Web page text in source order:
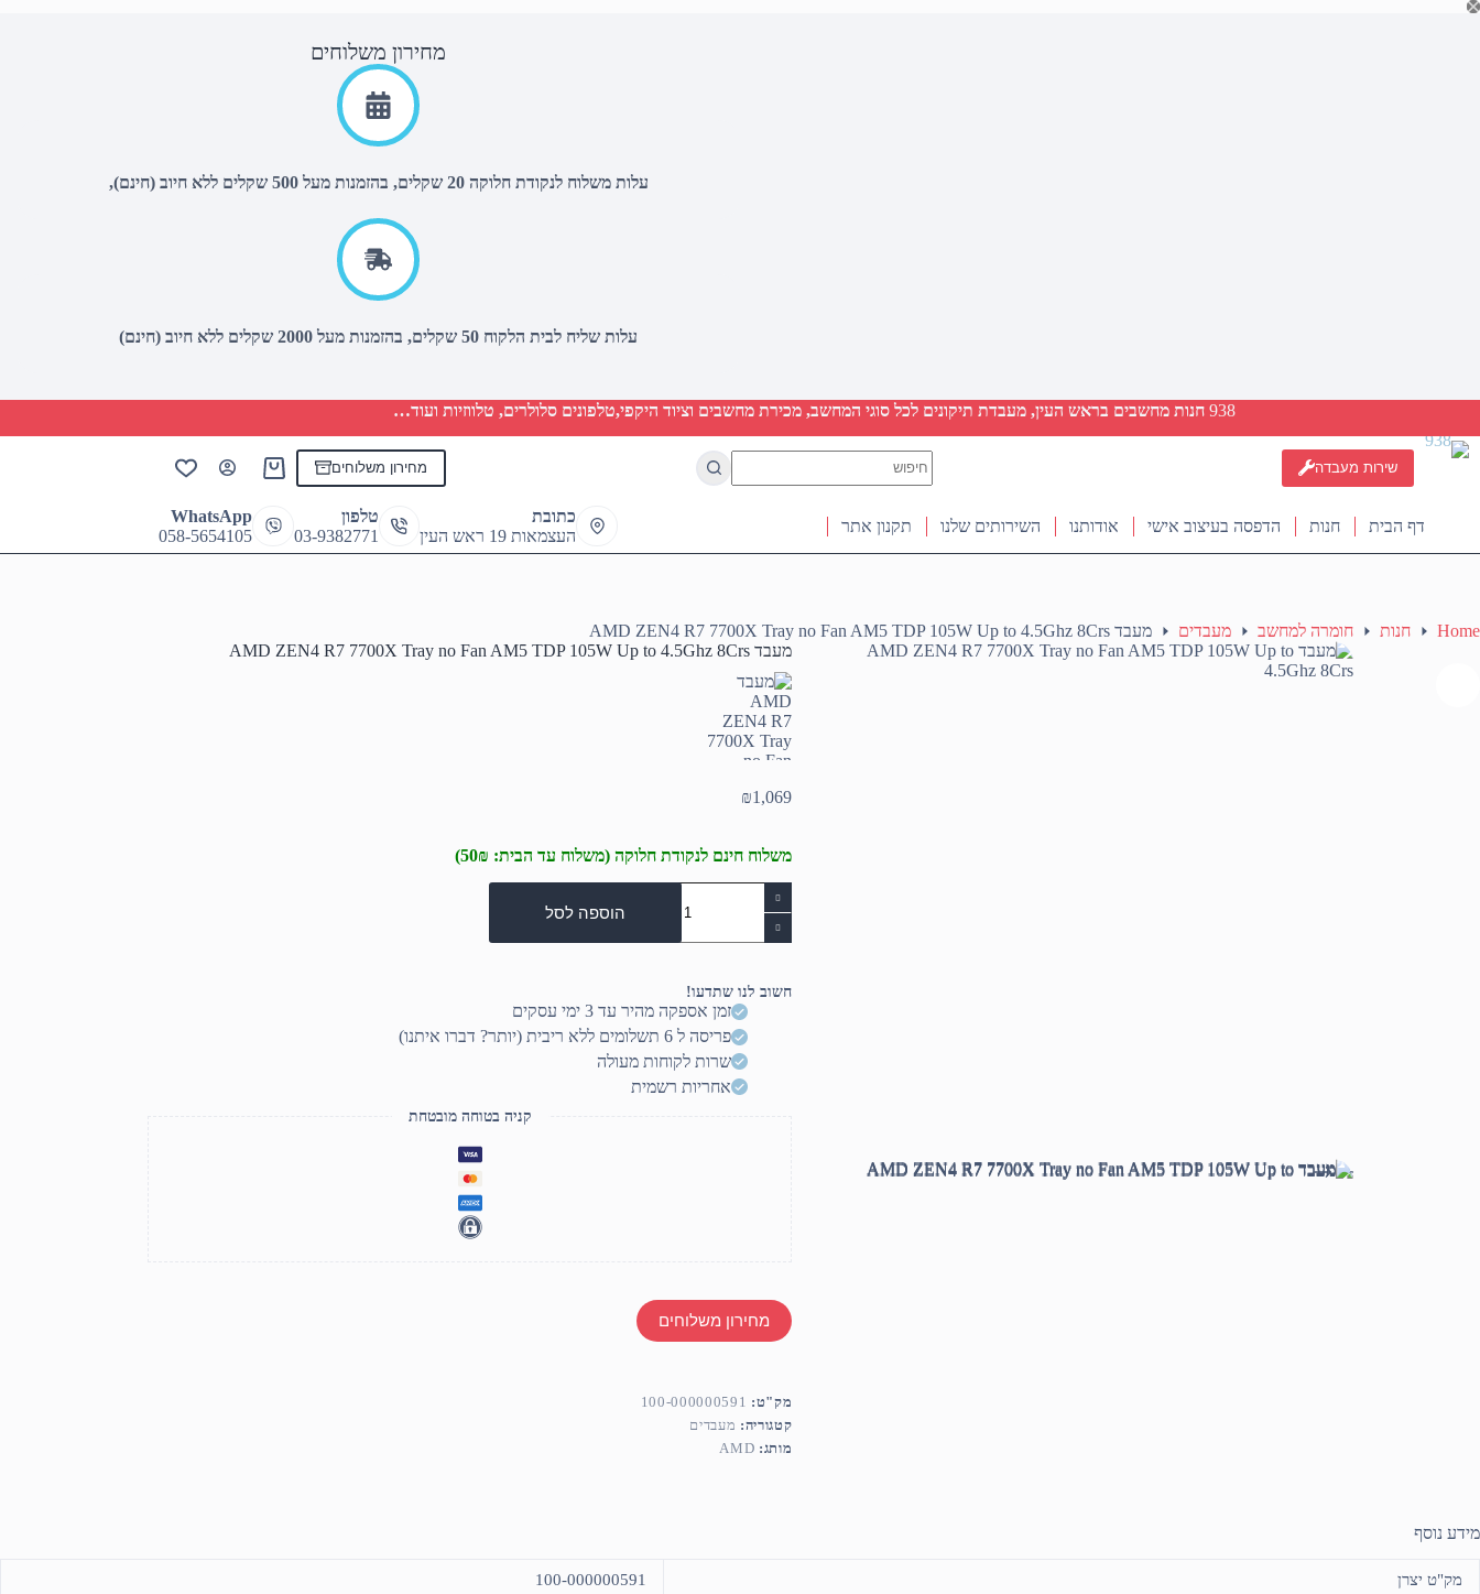
Skip
מחירון משלוחים
עלות משלוח לנקודת חלוקה 20 שקלים, בהזמנות מעל 500 שקלים ללא חיוב (חינם),
עלות שליח לבית הלקוח 50 שקלים, בהזמנות מעל 2000 שקלים ללא חיוב (חינם)
938 חנות מחשבים בראש העין, מעבדת תיקונים לכל סוגי המחשב, מכירת מחשבים וציוד היקפי,טלפונים סלולרים, טלווזיות ועוד…
שירות מעבדה
results
מחירון משלוחים
Shopping
דף הבית
חנות הדפסה בעיצוב אישי אודותנו השירותים שלנו תקנון אתר
כתובת
העצמאות 19 ראש העין
טלפון
03-9382771
WhatsApp
058-5654105
Home חנות חומרה למחשב מעבדים
מעבד AMD ZEN4 R7 7700X Tray no Fan AM5 TDP 105W Up to 4.5Ghz 8Crs
מעבד AMD ZEN4 R7 7700X Tray no Fan AM5 TDP 105W Up to 4.5Ghz 8Crs
₪1,069
משלוח חינם לנקודת חלוקה (משלוח עד הבית: 50₪)
כמות
של
מעבד
AMD
R7
7700X
הוספה לסל
חשוב לנו שתדעו!
זמן אספקה מהיר עד 3 ימי עסקים
פריסה ל 6 תשלומים ללא ריבית (יותר? דברו איתנו)
שרות לקוחות מעולה
אחריות רשמית
קניה בטוחה מובטחת
מחירון משלוחים
מק"ט: 100-000000591
קטגוריה: מעבדים
מותג: AMD
מידע נוסף
מק"ט יצרן 100-000000591